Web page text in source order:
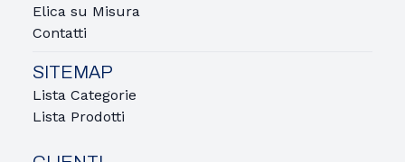
Elica su Misura
Contatti
SITEMAP
Lista Categorie
Lista Prodotti